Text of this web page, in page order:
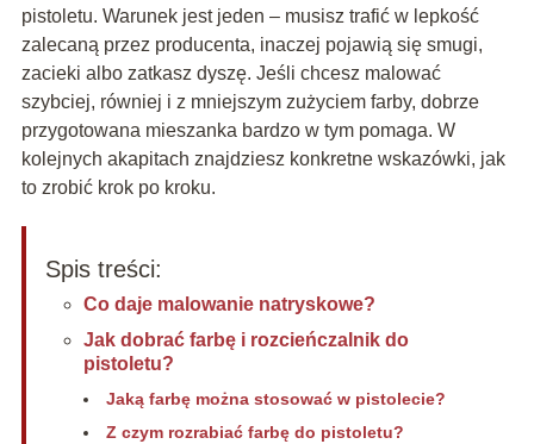
pistoletu. Warunek jest jeden – musisz trafić w lepkość
zalecaną przez producenta, inaczej pojawią się smugi,
zacieki albo zatkasz dyszę. Jeśli chcesz malować
szybciej, równiej i z mniejszym zużyciem farby, dobrze
przygotowana mieszanka bardzo w tym pomaga. W
kolejnych akapitach znajdziesz konkretne wskazówki, jak
to zrobić krok po kroku.
Spis treści:
Co daje malowanie natryskowe?
Jak dobrać farbę i rozcieńczalnik do
pistoletu?
Jaką farbę można stosować w pistolecie?
Z czym rozrabiać farbę do pistoletu?